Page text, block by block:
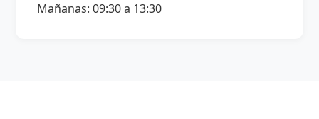
Mañanas: 09:30 a 13:30